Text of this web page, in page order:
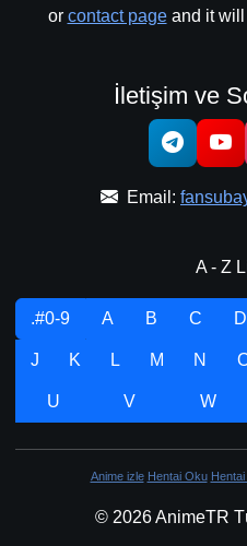
or contact pageand it will
İletişim ve
Email:
A - Z
.#0-9 A B C D
J K L M N
U V W
Anime izle Hentai Oku
© 2026 AnimeTR